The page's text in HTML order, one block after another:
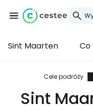
Sint Maarten
Cele podróży
Sint
Zaloguj
Cestee
... światowej